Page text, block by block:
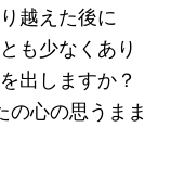
越えた後に
も少なくあり
出しますか？
の心の思うまま